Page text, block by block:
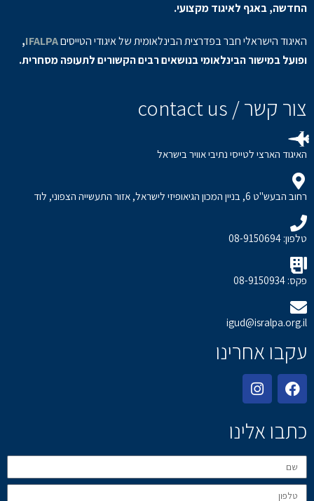
החדשה, באגף לאיגוד מקצועי.
האיגוד הישראלי חבר בפדרצית הבינלאומית של איגודי הטייסיםIFALPA
,
ופועל במישור הבינלאומי בנושאים רבים הקשורים לתעופה מסחרית.
צור קשר / contact us
האיגוד הארצי לטייסי נתיבי אוויר בישראל
רחוב הבעש"ט 6, בניין המכון הגיאופיזי לישראל, אזור התעשייה הצפוני, לוד
טלפון: 08-9150694
פקס: 08-9150934
igud@isralpa.org.il
עקבו אחרינו
כתבו אלינו